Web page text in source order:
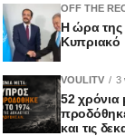
OFF THE
Η ώρα της
Κυπριακό
VOULITV 3
52
και τις